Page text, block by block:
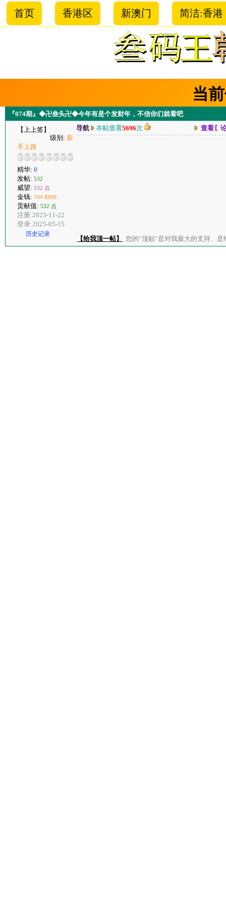
首页 香港区 新澳门 简洁:香港
当
『074期』◆卍叁头卍◆今年有是个发财年，不信你们就看吧
【上上签】
级别: 新
手上路
精华: 0
发帖: 532
威望: 532 点
金钱: 344 RMB
贡献值: 532 点
注册:2023-11-22
登录:2025-05-15
历史记录
导航 本帖查看5696次 查看〖
【给我顶一帖】 您的“顶贴”是对我最大的支持、